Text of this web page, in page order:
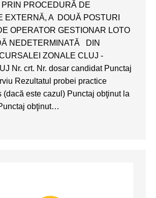
PROCEDURĂ DE
EXTERNĂ, A DOUĂ POSTURI
OPERATOR GESTIONAR LOTO
NEDETERMINATĂ DIN
ZONALE CLUJ -
Nr. crt. Nr. dosar candidat Punctaj
Rezultatul probei practice
(dacă este cazul) Punctaj obţinut la
obţinut…